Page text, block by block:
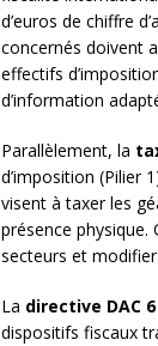
d’euros de chiffre
concernés doivent
effectifs
d’information
Parallèlement, la
d’imposition (Pilier
visent à taxer les
présence physique.
secteurs et
La directive DAC 6
dispositifs fiscaux